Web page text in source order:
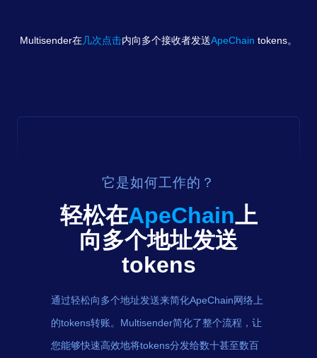
Multisender在几次点击内向多个接收者发送ApeChain tokens。
它是如何工作的？
轻松在ApeChain上
向多个地址发送
tokens
通过轻松向多个地址发送来简化ApeChain网络上
的tokens转账。Multisender简化了整个流程，让
您能够快速高效地将tokens分发给数十甚至数百